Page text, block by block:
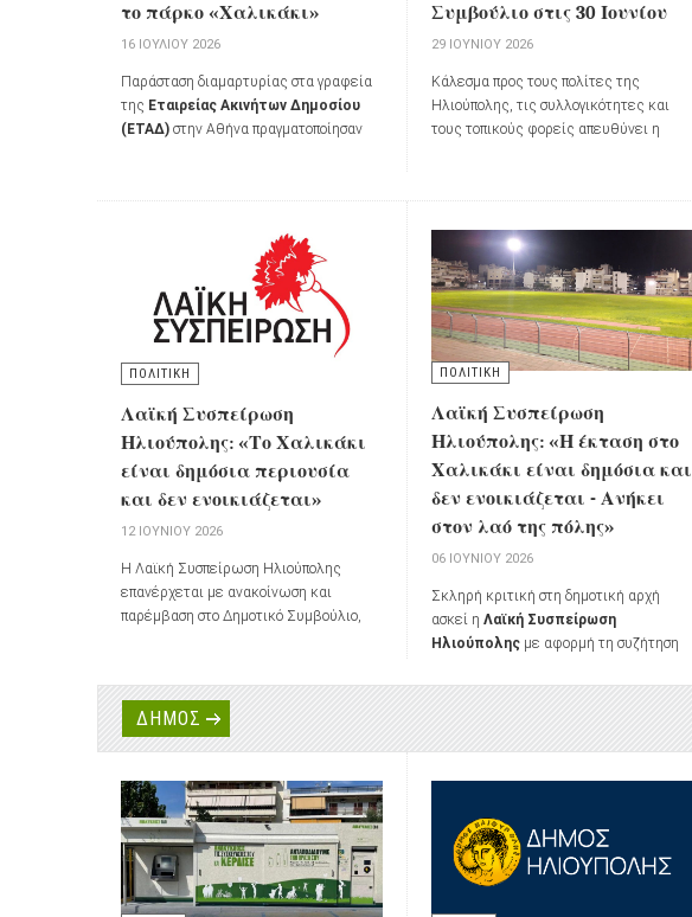
το πάρκο «Χαλικάκι»
16 ΙΟΥΛΊΟΥ 2026
Παράσταση διαμαρτυρίας στα γραφεία
της Εταιρείας Ακινήτων Δημοσίου
(ΕΤΑΔ) στην Αθήνα πραγματοποίησαν
της Ηλιούπολης, μαζί με κατοίκους της
στην απαίτηση καταβολής
ανταλλάγματος για τη χρήση δημοσίων
εκτάσεων από τον Δήμο Ηλιούπολης στο
πάρκο«Χαλικάκι».
Συμβούλιο στις 30 Ιουνίου
29 ΙΟΥΝΊΟΥ 2026
Κάλεσμα προς τους πολίτες της
Ηλιούπολης, τις συλλογικότητες και
τους τοπικούς φορείς απευθύνει η
συνεδρίαση του Δημοτικού Συμβουλίου
ΠΟΛΙΤΙΚΗ
Λαϊκή Συσπείρωση
Ηλιούπολης: «Το Χαλικάκι
είναι δημόσια περιουσία
και δεν ενοικιάζεται»
12 ΙΟΥΝΊΟΥ 2026
Η Λαϊκή Συσπείρωση Ηλιούπολης
επανέρχεται με ανακοίνωση και
παρέμβαση στο Δημοτικό Συμβούλιο,
παραχώρηση της έκτασης στο Χαλικάκι
από την ΕΤΑΔ προς τον Δήμο με
καταβολή μισθώματος.
ΠΟΛΙΤΙΚΗ
Λαϊκή Συσπείρωση
Ηλιούπολης: «Η έκταση στο
Χαλικάκι είναι δημόσια και
δεν ενοικιάζεται - Ανήκει
στον λαό της πόλης»
06 ΙΟΥΝΊΟΥ 2026
Σκληρή κριτική στη δημοτική αρχή
ασκεί ηΛαϊκή Συσπείρωση
Ηλιούπολης με αφορμή τη συζήτηση
Ιουνίου για την αποδοχή ή μη της
ΔΗΜΟΣ